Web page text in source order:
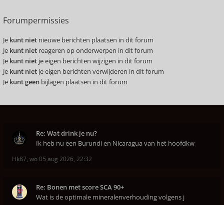
Forumpermissies
Je kunt niet nieuwe berichten plaatsen in dit forum
Je kunt niet reageren op onderwerpen in dit forum
Je kunt niet je eigen berichten wijzigen in dit forum
Je kunt niet je eigen berichten verwijderen in dit forum
Je kunt geen bijlagen plaatsen in dit forum
Re: Wat drink je nu?
Ik heb nu een Burundi en Nicaragua van het hoofdkw
Hk87, wo 05 aug 2026, 22:32
Re: Bonen met score SCA 90+
Wat is de optimale mineralenverhouding volgens j